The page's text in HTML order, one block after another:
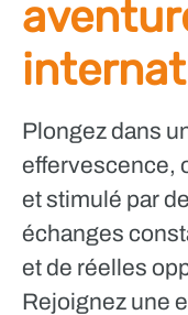
Plongez dans
effervescence,
et stimulé par
échanges
et de réelles
Rejoignez une